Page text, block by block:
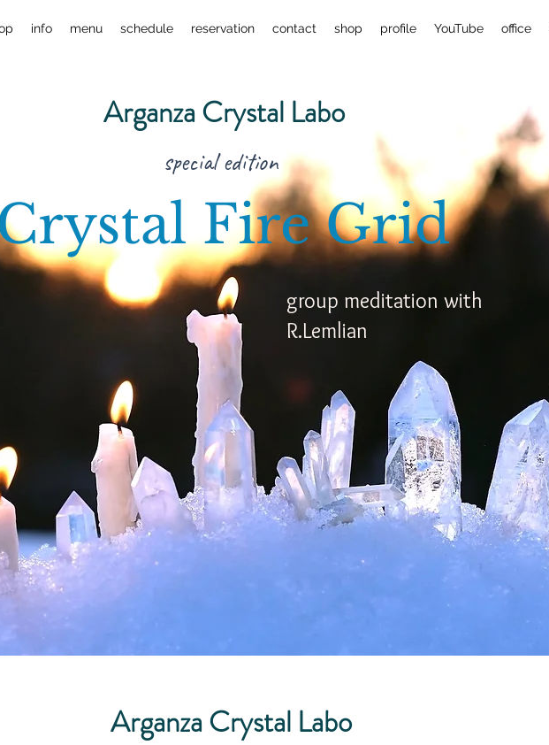
info menu schedule reservation contact shop profile YouTube office
Arganza Crystal Labo
special edition
Fire Grid
group meditation with
R.Lemlian
Arganza Crystal Labo